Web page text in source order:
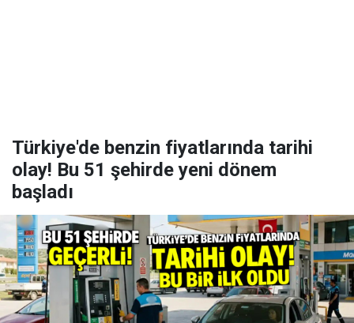
Türkiye'de benzin fiyatlarında tarihi
olay! Bu 51 şehirde yeni dönem
başladı